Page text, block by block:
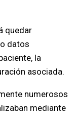
quedar
datos
la
asociada.
numerosos
mediante